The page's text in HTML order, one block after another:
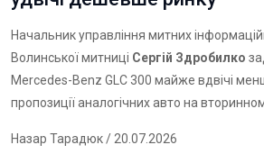
Начальник управління митних
Волинської митниці Сергій Здробилко
Mercedes-Benz GLC 300 майже вдвічі
пропозиції аналогічних авто на
Назар Тарадюк/ 20.07.2026